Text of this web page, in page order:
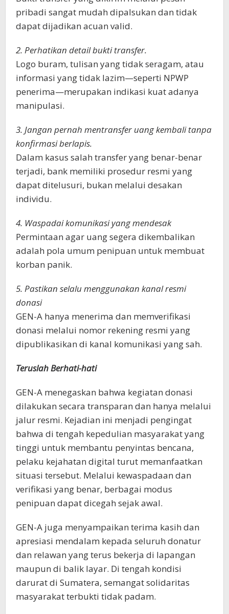
pribadi sangat mudah dipalsukan dan tidak
dapat dijadikan acuan valid.
2. Perhatikan detail bukti transfer.
Logo buram, tulisan yang tidak seragam, atau
informasi yang tidak lazim—seperti NPWP
penerima—merupakan indikasi kuat adanya
manipulasi.
3. Jangan pernah mentransfer uang kembali tanpa
konfirmasi berlapis.
Dalam kasus salah transfer yang benar-benar
terjadi, bank memiliki prosedur resmi yang
dapat ditelusuri, bukan melalui desakan
individu.
4. Waspadai komunikasi yang mendesak
Permintaan agar uang segera dikembalikan
adalah pola umum penipuan untuk membuat
korban panik.
5. Pastikan selalu menggunakan kanal resmi
donasi
GEN-A hanya menerima dan memverifikasi
donasi melalui nomor rekening resmi yang
dipublikasikan di kanal komunikasi yang sah.
Teruslah Berhati-hati
GEN-A menegaskan bahwa kegiatan donasi
dilakukan secara transparan dan hanya melalui
jalur resmi. Kejadian ini menjadi pengingat
bahwa di tengah kepedulian masyarakat yang
tinggi untuk membantu penyintas bencana,
pelaku kejahatan digital turut memanfaatkan
situasi tersebut. Melalui kewaspadaan dan
verifikasi yang benar, berbagai modus
penipuan dapat dicegah sejak awal.
GEN-A juga menyampaikan terima kasih dan
apresiasi mendalam kepada seluruh donatur
dan relawan yang terus bekerja di lapangan
maupun di balik layar. Di tengah kondisi
darurat di Sumatera, semangat solidaritas
masyarakat terbukti tidak padam.